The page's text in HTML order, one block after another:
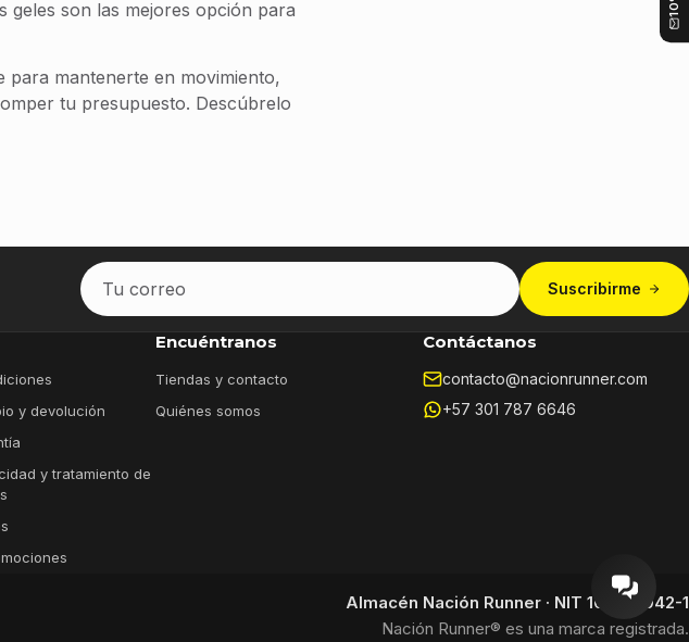
geles son las mejores opción para
para mantenerte en movimiento,
tu presupuesto. Descúbrelo
Tu
correo
Suscribirme
y devolución
y tratamiento de
Encuéntranos
Tiendas y contacto
Quiénes somos
Contáctanos
contacto@nacionrunner.com
+57 301 787 6646
Almacén Nación Runner · NIT 16.933.042-1
Nación Runner® es una marca registrada.